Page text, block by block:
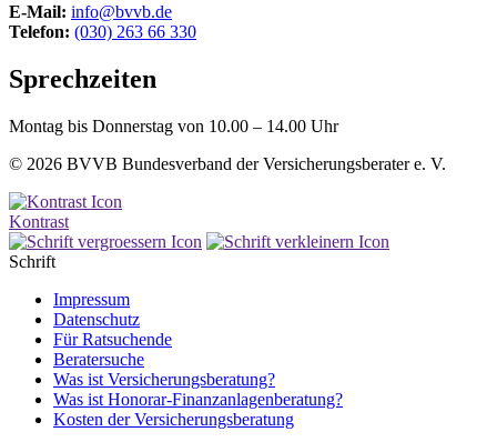
E-Mail: info@bvvb.de
Telefon: (030) 263 66 330
Sprechzeiten
Montag bis Donnerstag von 10.00 – 14.00 Uhr
© 2026 BVVB Bundesverband der Versicherungsberater e. V.
Kontrast
Schrift
Impressum
Datenschutz
Für Ratsuchende
Beratersuche
Was ist Versicherungsberatung?
Was ist Honorar-Finanzanlagenberatung?
Kosten der Versicherungsberatung